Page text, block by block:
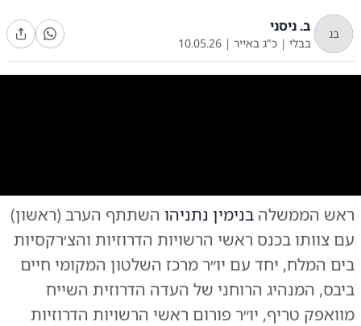
בנ ב. ניסני
בבלי | כ"ג באייר |
10.05.26
נתניהו, הערב | צילום:צילום: עומר מירון, לע"ם סאונד: ניר שרף, לע"מ ראש הממשלה בנימין נתניהו השתתף הערב (ראשון)
עם צוותו בכנס ראשי הרשויות הדרוזיות והצ׳רקסיות
בים המלח, יחד עם יו״ר מרכז השלטון המקומי חיים
ביבס, המנהיג הרוחני של העדה הדרוזית השייח
מוואפק טריף, יו״ר פורום ראשי הרשויות הדרוזיות